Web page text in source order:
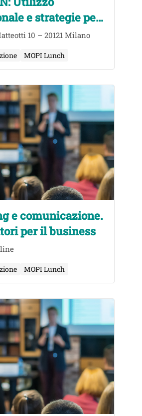
e strategie per
10 – 20121 Milano
MOPI Lunch
e comunicazione.
per il business
MOPI Lunch